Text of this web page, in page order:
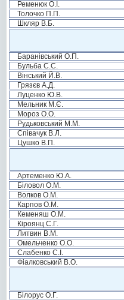
Ременюк О.І.
Толочко П.П.
Шкляр В.Б.
Баранівський О.П.
Бульба С.С.
Вінський Й.В.
Грязєв А.Д.
Луценко Ю.В.
Мельник М.Є.
Мороз О.О.
Рудьковський М.М.
Співачук В.Л.
Цушко В.П.
Артеменко Ю.А.
Біловол О.М.
Волков О.М.
Карпов О.М.
Кеменяш О.М.
Кіроянц С.Г.
Литвин В.М.
Омельченко О.О.
Слабенко С.І.
Фіалковський В.О.
Білорус О.Г.